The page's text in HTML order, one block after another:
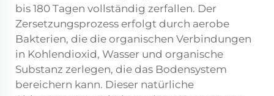
bis 180 Tagen vollständig zerfallen. Der
Zersetzungsprozess erfolgt durch aerobe
Bakterien, die die organischen Verbindungen
in Kohlendioxid, Wasser und organische
Substanz zerlegen, die das Bodensystem
bereichern kann. Dieser natürliche